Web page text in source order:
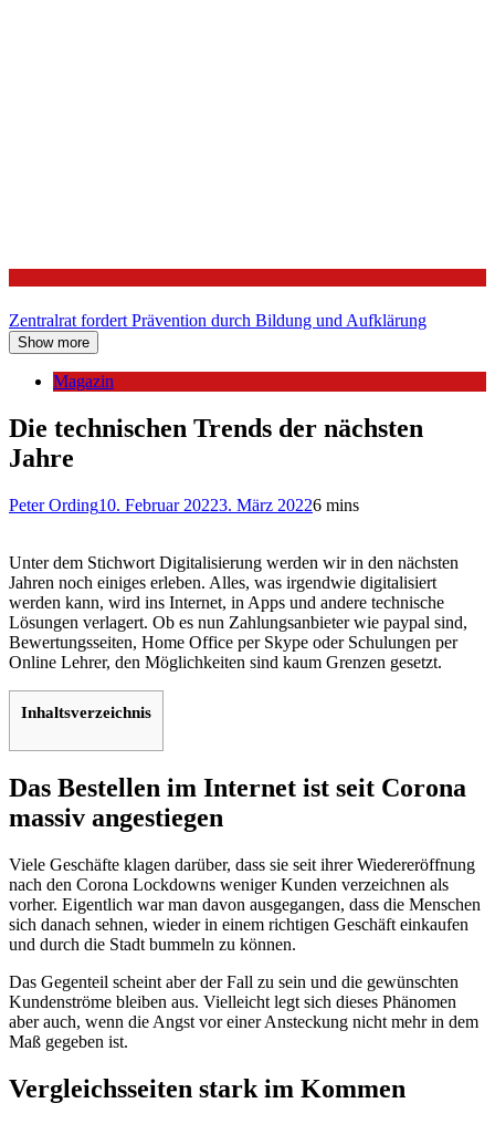
Zentralrat fordert Prävention durch Bildung und Aufklärung
Show more
Magazin
Die technischen Trends der nächsten
Jahre
Peter Ording10. Februar 20223. März 20226 mins
Unter dem Stichwort Digitalisierung werden wir in den nächsten
Jahren noch einiges erleben. Alles, was irgendwie digitalisiert
werden kann, wird ins Internet, in Apps und andere technische
Lösungen verlagert. Ob es nun Zahlungsanbieter wie paypal sind,
Bewertungsseiten, Home Office per Skype oder Schulungen per
Online Lehrer, den Möglichkeiten sind kaum Grenzen gesetzt.
Inhaltsverzeichnis
Das Bestellen im Internet ist seit Corona
massiv angestiegen
Viele Geschäfte klagen darüber, dass sie seit ihrer Wiedereröffnung
nach den Corona Lockdowns weniger Kunden verzeichnen als
vorher. Eigentlich war man davon ausgegangen, dass die Menschen
sich danach sehnen, wieder in einem richtigen Geschäft einkaufen
und durch die Stadt bummeln zu können.
Das Gegenteil scheint aber der Fall zu sein und die gewünschten
Kundenströme bleiben aus. Vielleicht legt sich dieses Phänomen
aber auch, wenn die Angst vor einer Ansteckung nicht mehr in dem
Maß gegeben ist.
Vergleichsseiten stark im Kommen